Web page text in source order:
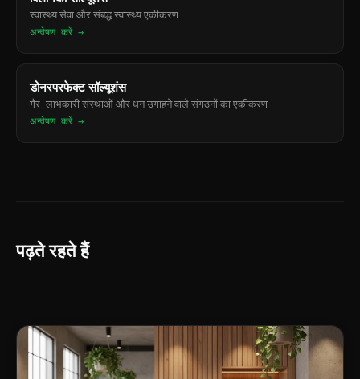
स्वास्थ्य सेवा और संबद्ध स्वास्थ्य एकीकरण
अन्वेषण करें →
डोनरपरफेक्ट सॉल्यूशंस
गैर-लाभकारी संस्थाओं और धन उगाहने वाले संगठनों का एकीकरण
अन्वेषण करें →
पढ़ते रहते हैं